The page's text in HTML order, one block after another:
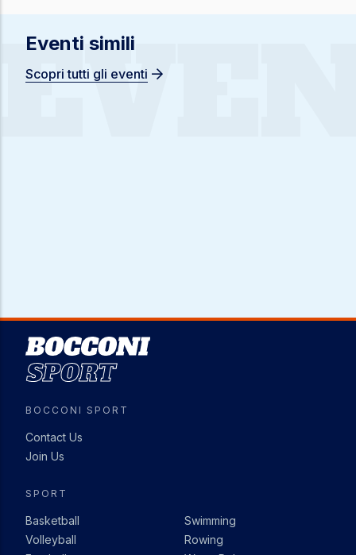
Eventi simili
Scopri tutti gli eventi
Image
BOCCONI SPORT
Contact Us
Join Us
SPORT
Basketball
Volleyball
Swimming
Rowing